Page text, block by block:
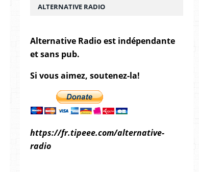
ALTERNATIVE RADIO
Alternative Radio est indépendante
et sans pub.
Si vous aimez, soutenez-la!
https://fr.tipeee.com/alternative-
radio